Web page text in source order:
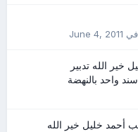
June 4, 2011
الله تدبير
واحد بالنهضة
أحمد خليل خير الله